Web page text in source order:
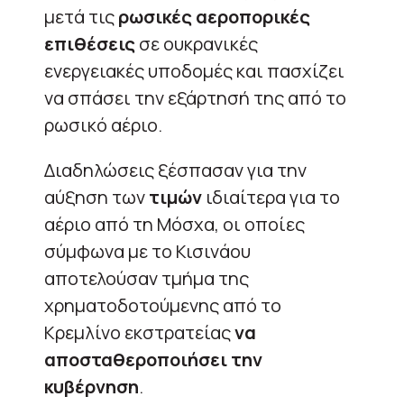
μετά τιςρωσικές αεροπορικές
επιθέσειςσε ουκρανικές
ενεργειακές υποδομές και πασχίζει
να σπάσει την εξάρτησή της από το
ρωσικό αέριο.
Διαδηλώσεις ξέσπασαν για την
αύξηση τωντιμών ιδιαίτερα για το
αέριο από τη Μόσχα, οι οποίες
σύμφωνα με το Κισινάου
αποτελούσαν τμήμα της
χρηματοδοτούμενης από το
Κρεμλίνο εκστρατείαςνα
αποσταθεροποιήσει την
κυβέρνηση.